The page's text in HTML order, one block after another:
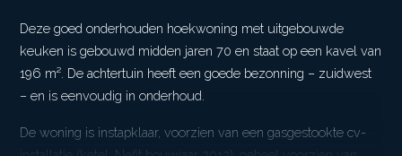
Deze goed onderhouden hoekwoning met uitgebouwde
keuken is gebouwd midden jaren 70 en staat op een kavel van
196 m². De achtertuin heeft een goede bezonning – zuidwest
– en is eenvoudig in onderhoud.
De woning is instapklaar, voorzien van een gasgestookte cv-